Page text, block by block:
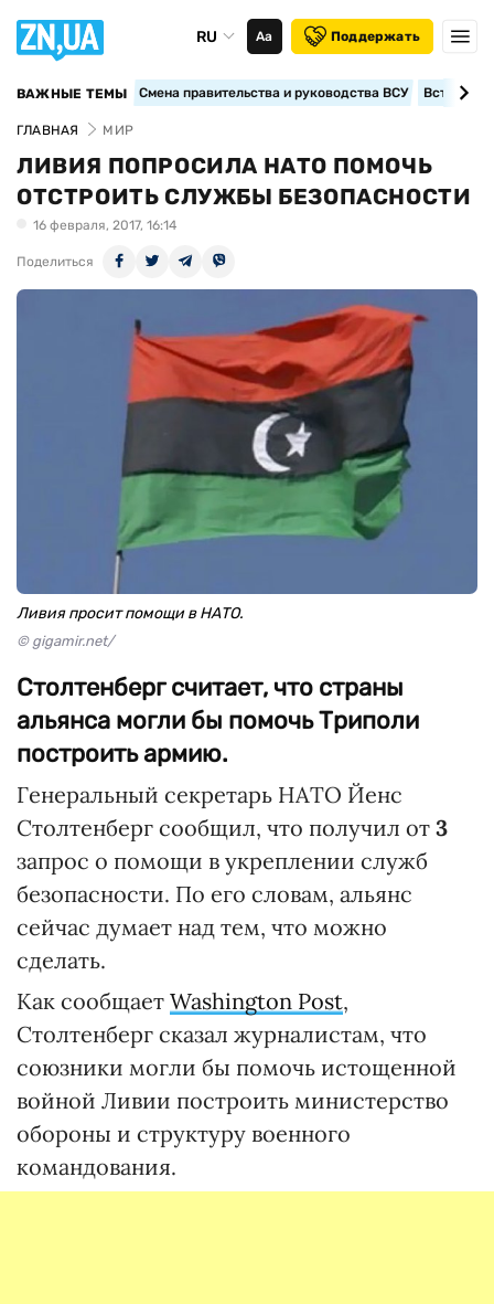
RU Аа Поддержать
ВАЖНЫЕ ТЕМЫ Смена правительства и руководства ВСУ
ГЛАВНАЯ МИР
ЛИВИЯ ПОПРОСИЛА НАТО ПОМОЧЬ
ОТСТРОИТЬ СЛУЖБЫ БЕЗОПАСНОСТИ
16 февраля, 2017, 16:14
Поделиться
Ливия просит помощи в НАТО.
© gigamir.net/
Столтенберг считает, что страны
альянса могли бы помочь Триполи
построить армию.
Генеральный секретарь НАТО Йенс
Столтенберг сообщил, что получил от 3
запрос о помощи в укреплении служб
безопасности. По его словам, альянс
сейчас думает над тем, что можно
сделать.
Как сообщает Washington Post,
Столтенберг сказал журналистам, что
союзники могли бы помочь истощенной
войной Ливии построить министерство
обороны и структуру военного
командования.